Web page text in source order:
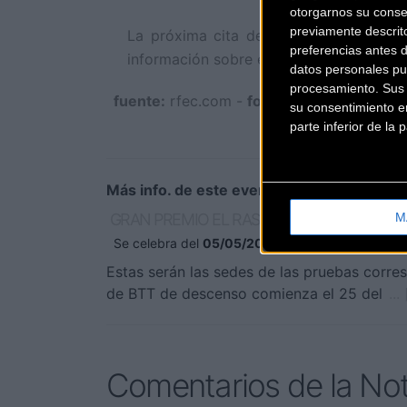
otorgarnos su
previamente
preferencias antes
datos personales
procesamiento.
su consentimiento
parte inferior de la
La próxima cita del calendario será
información sobre el certamen
fuente: rfec.com - foto principal:Ariel
Más info. de este evento
GRAN PREMIO EL RASO-OPEN ESPAÑA DH
Se celebra del 05/05/2018
Estas serán las sedes de las pruebas
de BTT de descenso comienza el 25 del
Comentarios de la